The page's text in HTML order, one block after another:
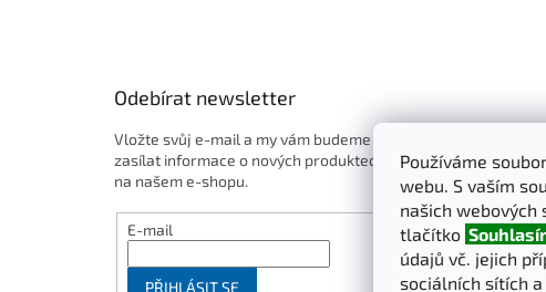
Používáme
webu. S vaším
našich webových
tlačítko
údajů vč. jejich
sociálních sítích
Odebírat newsletter
Vložte svůj e-mail a my vám budeme
zasílat informace o nových produktech
na našem e-shopu.
E-mail
PŘIHLÁSIT SE